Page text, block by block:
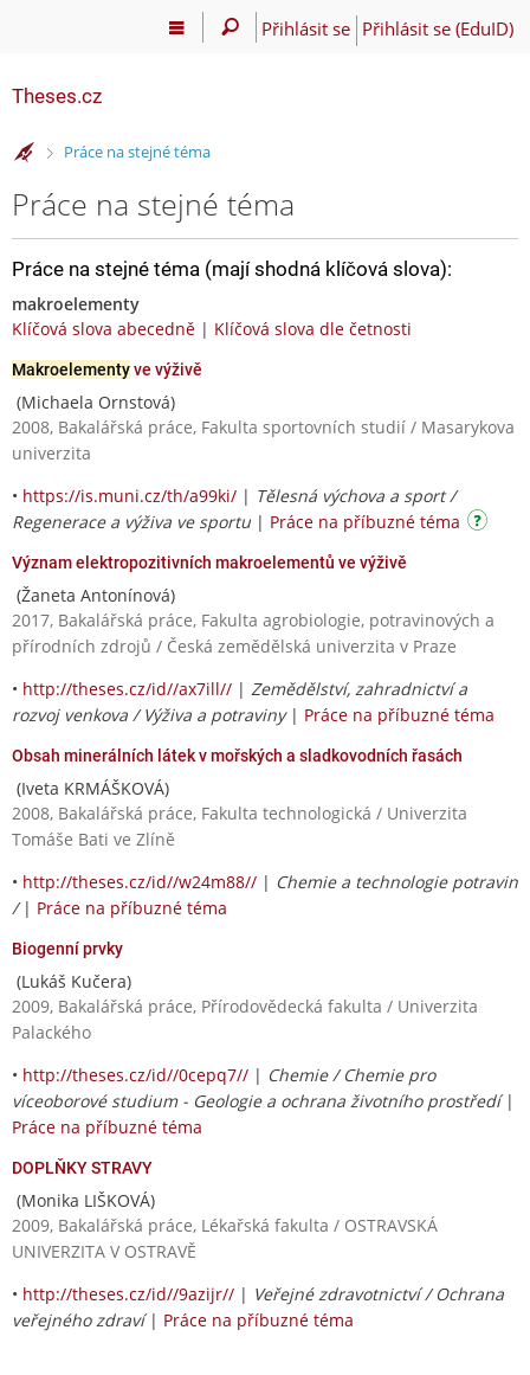
Přihlásit se Přihlásit se (EduID)
Theses.cz
>Práce na stejné téma
Práce na stejné téma
Práce na stejné téma (mají shodná klíčová slova):
makroelementy
Klíčová slova abecedně | Klíčová slova dle četnosti
Makroelementyve výživě
(Michaela Ornstová)
2008, Bakalářská práce, Fakulta sportovních studií / Masarykova
univerzita
• https://is.muni.cz/th/a99ki/ | Tělesná výchova a sport /
Regenerace a výživa ve sportu | Práce na příbuzné téma
Význam elektropozitivních makroelementů ve výživě
(Žaneta Antonínová)
2017, Bakalářská práce, Fakulta agrobiologie, potravinových a
přírodních zdrojů / Česká zemědělská univerzita v Praze
• http://theses.cz/id//ax7ill// | Zemědělství, zahradnictví a
rozvoj venkova / Výživa a potraviny| Práce na příbuzné téma
Obsah minerálních látek v mořských a sladkovodních řasách
(Iveta KRMÁŠKOVÁ)
2008, Bakalářská práce, Fakulta technologická / Univerzita
Tomáše Bati ve Zlíně
• http://theses.cz/id//w24m88// | Chemie a technologie potravin
/ | Práce na příbuzné téma
Biogenní prvky
(Lukáš Kučera)
2009, Bakalářská práce, Přírodovědecká fakulta / Univerzita
Palackého
• http://theses.cz/id//0cepq7// | Chemie / Chemie pro
víceoborové studium - Geologie a ochrana životního prostředí|
Práce na příbuzné téma
DOPLŇKY STRAVY
(Monika LIŠKOVÁ)
2009, Bakalářská práce, Lékařská fakulta / OSTRAVSKÁ
UNIVERZITA V OSTRAVĚ
• http://theses.cz/id//9azijr// | Veřejné zdravotnictví / Ochrana
veřejného zdraví| Práce na příbuzné téma